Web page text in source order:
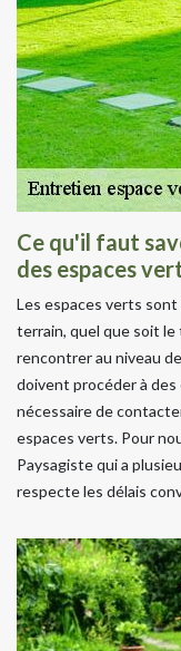
Ce qu'il faut
des espaces
Les espaces verts
terrain, quel que soit le
rencontrer au niveau
doivent procéder à
nécessaire de
espaces verts. Pour
Paysagiste qui a
respecte les délais